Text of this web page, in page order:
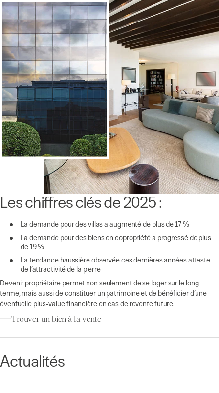
Les chiffres clés de 2025 :
La demande pour des villas a augmenté de plus de 17 %
La demande pour des biens en copropriété a progressé de plus
de 19 %
La tendance haussière observée ces dernières années atteste
de l’attractivité de la pierre
Devenir propriétaire permet non seulement de se loger sur le long
terme, mais aussi de constituer un patrimoine et de bénéficier d’une
éventuelle plus-value financière en cas de revente future.
Trouver un bien à la vente
Actualités